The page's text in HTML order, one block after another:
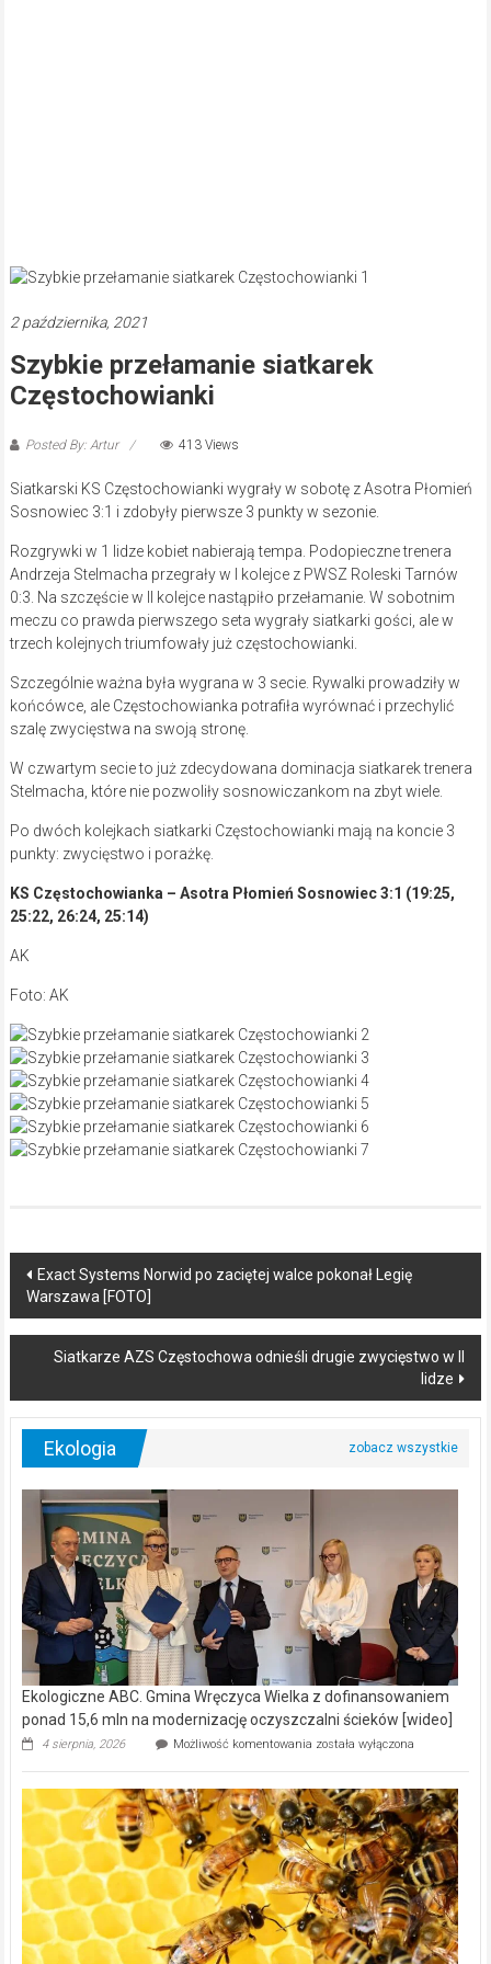
2 października, 2021
Szybkie przełamanie siatkarek
Częstochowianki
Posted By: Artur 413 Views
Siatkarski KS Częstochowianki wygrały w sobotę z Asotra Płomień
Sosnowiec 3:1 i zdobyły pierwsze 3 punkty w sezonie.
Rozgrywki w 1 lidze kobiet nabierają tempa. Podopieczne trenera
Andrzeja Stelmacha przegrały w I kolejce z PWSZ Roleski Tarnów
0:3. Na szczęście w II kolejce nastąpiło przełamanie. W sobotnim
meczu co prawda pierwszego seta wygrały siatkarki gości, ale w
trzech kolejnych triumfowały już częstochowianki.
Szczególnie ważna była wygrana w 3 secie. Rywalki prowadziły w
końcówce, ale Częstochowianka potrafiła wyrównać i przechylić
szalę zwycięstwa na swoją stronę.
W czwartym secie to już zdecydowana dominacja siatkarek trenera
Stelmacha, które nie pozwoliły sosnowiczankom na zbyt wiele.
Po dwóch kolejkach siatkarki Częstochowianki mają na koncie 3
punkty: zwycięstwo i porażkę.
KS Częstochowianka – Asotra Płomień Sosnowiec 3:1 (19:25,
25:22, 26:24, 25:14)
AK
Foto: AK
Post
navigation
Exact Systems Norwid po zaciętej walce pokonał Legię
Warszawa [FOTO]
Siatkarze AZS Częstochowa odnieśli drugie zwycięstwo w II
lidze
Ekologia
Ekologiczne ABC. Gmina Wręczyca Wielka z dofinansowaniem
ponad 15,6 mln na modernizację oczyszczalni ścieków [wideo]
4 sierpnia, 2026 Możliwość komentowania Ekologiczne
Wręczyca
Wielka
z
dofinansowaniem
ponad
15,6
mln
na
modernizację
oczyszczalni
została wyłączona